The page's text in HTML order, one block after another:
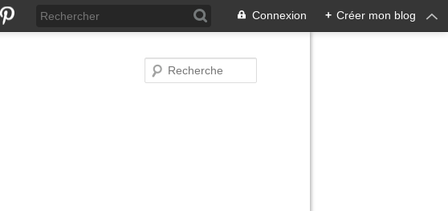
Connexion + Créer mon blog